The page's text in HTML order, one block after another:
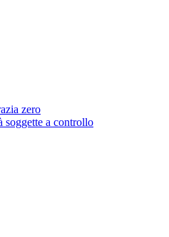
zero
soggette a controllo